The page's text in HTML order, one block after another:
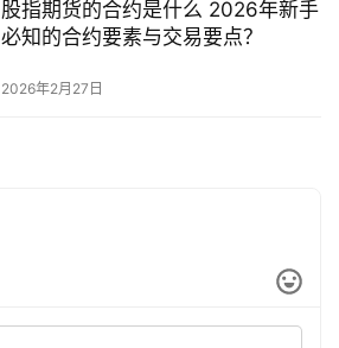
股指期货的合约是什么 2026年新手
必知的合约要素与交易要点？
2026年2月27日